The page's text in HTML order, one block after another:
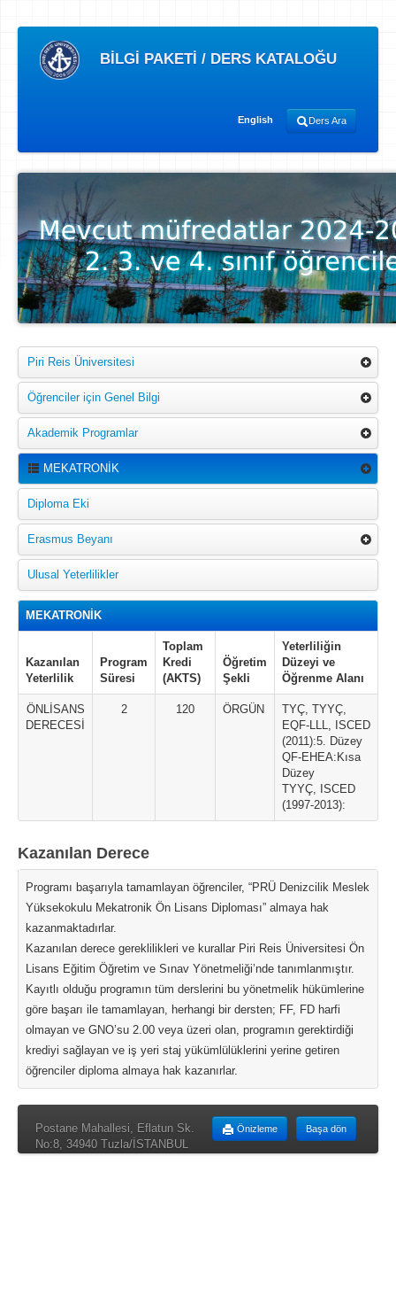
BİLGİ PAKETİ / DERS KATALOĞU
English Ders Ara
Piri Reis Üniversitesi
Öğrenciler için Genel Bilgi
Akademik Programlar
MEKATRONİK
Diploma Eki
Erasmus Beyanı
Ulusal Yeterlilikler
MEKATRONİK
Kazanılan
Yeterlilik
Program
Süresi
Toplam
Kredi
(AKTS)
Öğretim
Şekli
Yeterliliğin
Düzeyi ve
Öğrenme Alanı
ÖNLİSANS
DERECESİ
2 120 ÖRGÜN
TYÇ, TYYÇ,
EQF-LLL, ISCED
(2011):5. Düzey
QF-EHEA:Kısa
Düzey
TYYÇ, ISCED
(1997-2013):
Kazanılan Derece
Programı başarıyla tamamlayan öğrenciler, “PRÜ Denizcilik Meslek
Yüksekokulu Mekatronik Ön Lisans Diploması” almaya hak
kazanmaktadırlar.
Kazanılan derece gereklilikleri ve kurallar Piri Reis Üniversitesi Ön
Lisans Eğitim Öğretim ve Sınav Yönetmeliği’nde tanımlanmıştır.
Kayıtlı olduğu programın tüm derslerini bu yönetmelik hükümlerine
göre başarı ile tamamlayan, herhangi bir dersten; FF, FD harfi
olmayan ve GNO’su 2.00 veya üzeri olan, programın gerektirdiği
krediyi sağlayan ve iş yeri staj yükümlülüklerini yerine getiren
öğrenciler diploma almaya hak kazanırlar.
Başa dön
Önizleme
Postane Mahallesi, Eflatun Sk.
No:8, 34940 Tuzla/İSTANBUL